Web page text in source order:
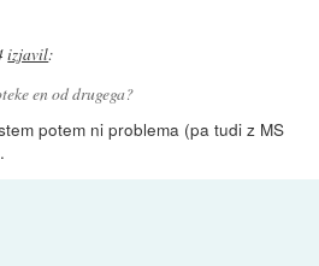
izjavil:
en od drugega?
potem ni problema (pa tudi z MS